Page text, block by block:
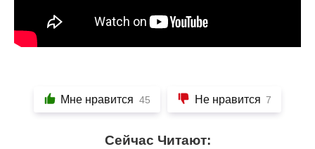
Мне нравится 45 Не нравится 7
Сейчас Читают: